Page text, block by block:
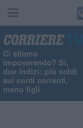
Ci stiamo
impoverendo? Sì,
due indizi: più soldi
sui conti correnti,
meno figli